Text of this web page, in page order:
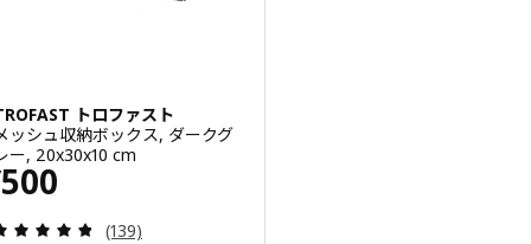
トロファスト
ッシュ収納ボックス, ダークグ
ー, 20x30x10 cm
500
格 ¥ 500
レビュー: 4.8 から 5 星です。 総レビュー数:
(139)